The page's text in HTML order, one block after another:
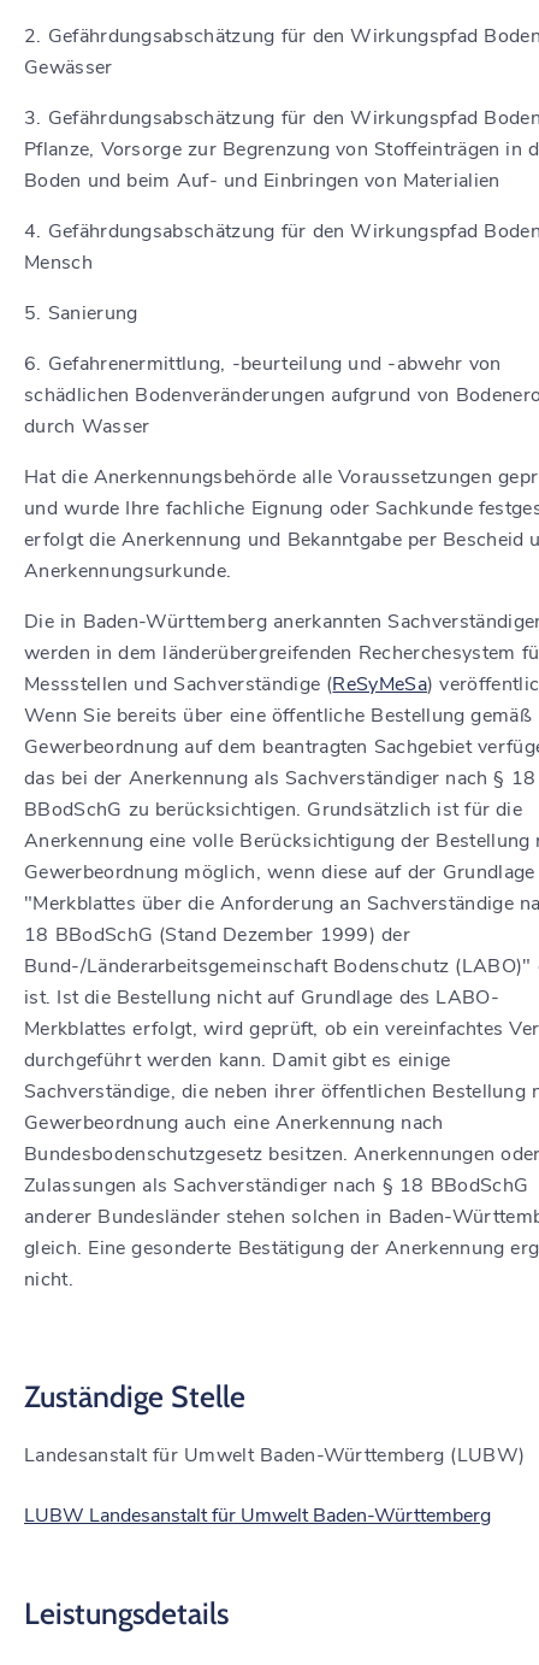
2. Gefährdungsabschätzung für den Wirkungspfad
Gewässer
3. Gefährdungsabschätzung für den Wirkungspfad
Pflanze, Vorsorge zur Begrenzung von Stoffeinträgen in
Boden und beim Auf- und Einbringen von Materialien
4. Gefährdungsabschätzung für den Wirkungspfad
Mensch
5. Sanierung
6. Gefahrenermittlung, -beurteilung und -abwehr von
schädlichen Bodenveränderungen aufgrund von
durch Wasser
Hat die Anerkennungsbehörde alle Voraussetzungen
und wurde Ihre fachliche Eignung oder Sachkunde
erfolgt die Anerkennung und Bekanntgabe per Bescheid
Anerkennungsurkunde.
Die in Baden-Württemberg anerkannten
werden in dem länderübergreifenden Recherchesystem
Messstellen und Sachverständige (ReSyMeSa)
Wenn Sie bereits über eine öffentliche Bestellung gemäß
Gewerbeordnung auf dem beantragten Sachgebiet
das bei der Anerkennung als Sachverständiger nach § 18
BBodSchG zu berücksichtigen. Grundsätzlich ist für die
Anerkennung eine volle Berücksichtigung der Bestellung
Gewerbeordnung möglich, wenn diese auf der
"Merkblattes über die Anforderung an Sachverständige
18 BBodSchG (Stand Dezember 1999) der
Bund-/Länderarbeitsgemeinschaft Bodenschutz
ist. Ist die Bestellung nicht auf Grundlage des LABO-
Merkblattes erfolgt, wird geprüft, ob ein vereinfachtes
durchgeführt werden kann. Damit gibt es einige
Sachverständige, die neben ihrer öffentlichen Bestellung
Gewerbeordnung auch eine Anerkennung nach
Bundesbodenschutzgesetz besitzen. Anerkennungen
Zulassungen als Sachverständiger nach § 18 BBodSchG
anderer Bundesländer stehen solchen in Baden-
gleich. Eine gesonderte Bestätigung der Anerkennung
nicht.
Zuständige Stelle
Landesanstalt für Umwelt Baden-Württemberg (LUBW)
LUBW Landesanstalt für Umwelt Baden-Württemberg
Leistungsdetails